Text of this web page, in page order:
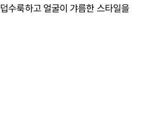
수룩하고 얼굴이 갸름한 스타일을